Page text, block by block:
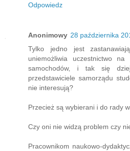
Odpowiedz
Anonimowy 28 października
Tylko jedno jest
uniemożliwia uczestnictwo
samochodów, i tak się
przedstawiciele samorządu
nie interesują?
Przecież są wybierani i do rady
Czy oni nie widzą problem czy
Pracownikom naukowo-